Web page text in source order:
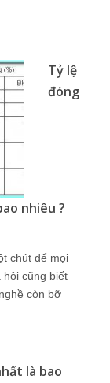
Tỷ lệ
đóng
nhiêu ?
chút để mọi
hội cũng biết
còn bỡ
là bao